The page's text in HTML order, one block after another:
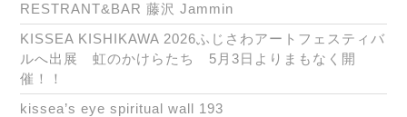
RESTRANT&BAR 藤沢 Jammin
KISSEA KISHIKAWA 2026ふじさわアートフェスティバ
ルへ出展 虹のかけらたち 5月3日よりまもなく開
催！！
kissea’s eye spiritual wall 193